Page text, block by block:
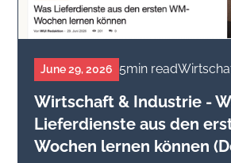
June 29, 2026 5min read
Wirtschaft & Industrie -
Lieferdienste aus den
Wochen lernen können